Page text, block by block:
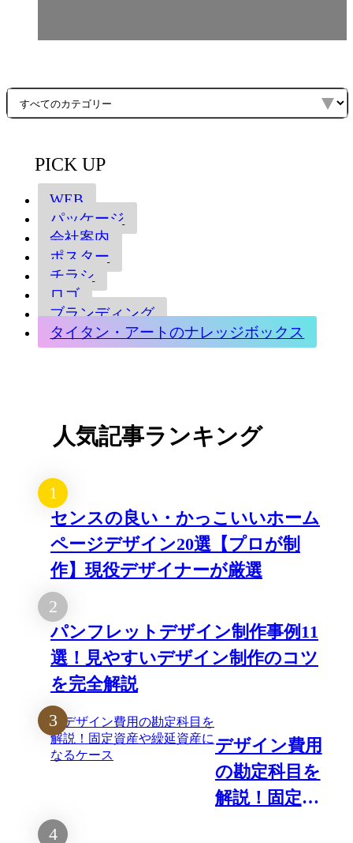
PICK UP
WEB
パッケージ
会社案内
ポスター
チラシ
ロゴ
ブランディング
タイタン・アートのナレッジボックス
人気記事ランキング
センスの良い・かっこいいホーム
ページデザイン20選【プロが制
作】現役デザイナーが厳選
パンフレットデザイン制作事例11
選！見やすいデザイン制作のコツ
を完全解説
デザイン費用
の勘定科目を
解説！固定資